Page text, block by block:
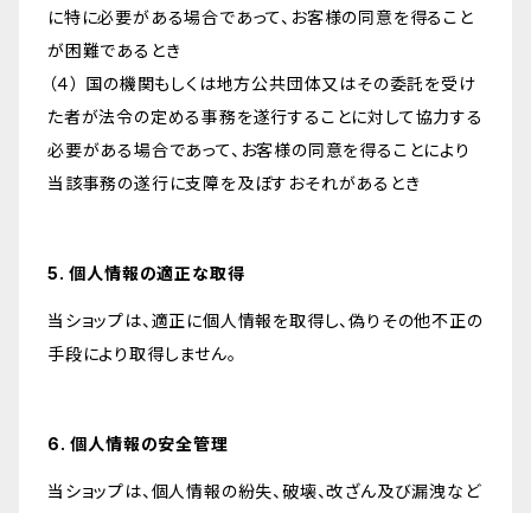
に特に必要がある場合であって、お客様の同意を得ること
が困難であるとき
（４） 国の機関もしくは地方公共団体又はその委託を受け
た者が法令の定める事務を遂行することに対して協力する
必要がある場合であって、お客様の同意を得ることにより
当該事務の遂行に支障を及ぼすおそれがあるとき
5. 個人情報の適正な取得
当ショップは、適正に個人情報を取得し、偽りその他不正の
手段により取得しません。
6. 個人情報の安全管理
当ショップは、個人情報の紛失、破壊、改ざん及び漏洩など